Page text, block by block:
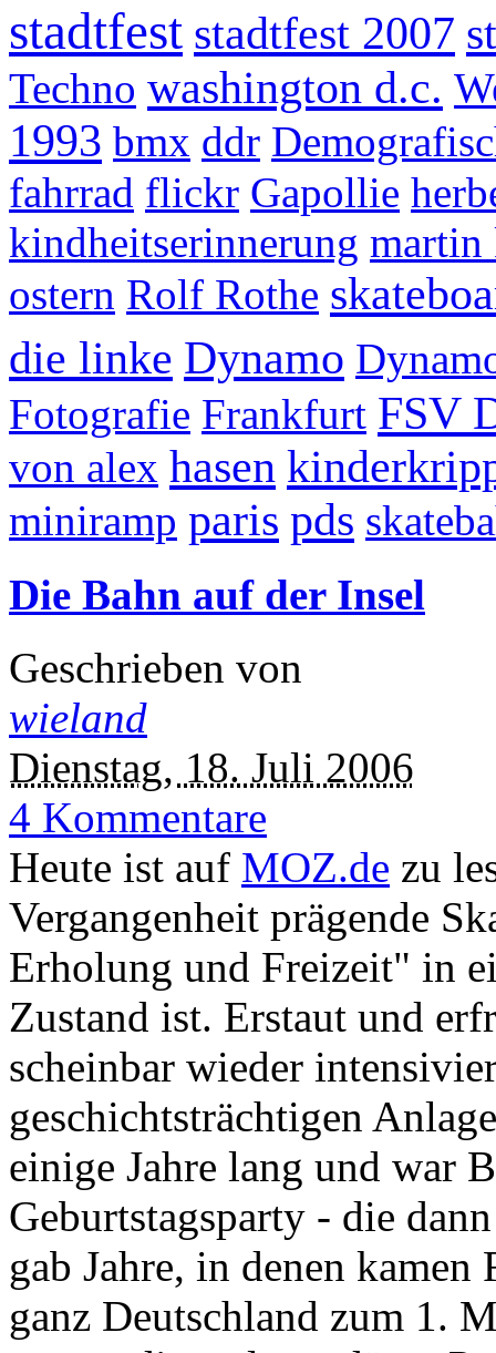
stadtfest stadtfest 2007
Techno washington d.c.
1993 bmx ddr
fahrrad flickr Gapollie
kindheitserinnerung martin
ostern Rolf Rothe
die linke Dynamo
Fotografie Frankfurt FSV
von alex hasen
miniramp paris pds
Die Bahn auf der Insel
Geschrieben von
wieland
Dienstag, 18. Juli 2006
4 Kommentare
Heute ist auf MOZ.de zu
Vergangenheit prägende
Erholung und Freizeit" in
Zustand ist. Erstaut und
scheinbar wieder
geschichtsträchtigen
einige Jahre lang und war
Geburtstagsparty - die
gab Jahre, in denen kamen
ganz Deutschland zum 1.